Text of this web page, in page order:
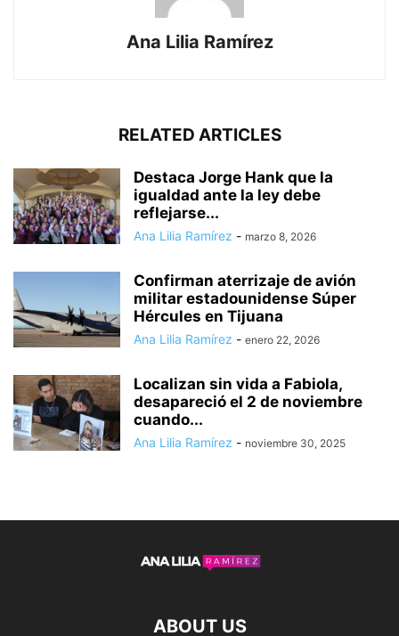
Ana Lilia Ramírez
RELATED ARTICLES
Destaca Jorge Hank que la
igualdad ante la ley debe
reflejarse...
Ana Lilia Ramírez - marzo 8, 2026
Confirman aterrizaje de avión
militar estadounidense Súper
Hércules en Tijuana
Ana Lilia Ramírez - enero 22, 2026
Localizan sin vida a Fabiola,
desapareció el 2 de noviembre
cuando...
Ana Lilia Ramírez - noviembre 30, 2025
ABOUT US